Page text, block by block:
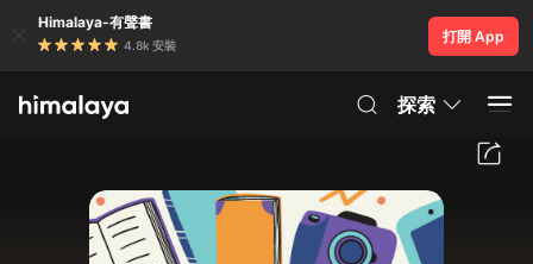
Himalaya-有聲書
4.8k 安裝
打開 App
探索